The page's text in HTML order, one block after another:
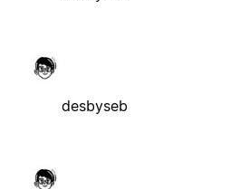
desbyseb